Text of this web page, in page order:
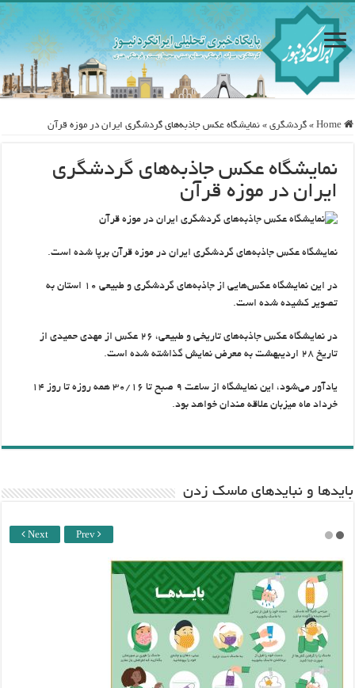
Home
» گردشگری » نمایشگاه عکس جاذبه‌های گردشگری ایران در موزه قرآن
نمایشگاه عکس جاذبه‌های گردشگری
ایران در موزه قرآن
نمایشگاه عکس جاذبه‌های گردشگری ایران در موزه قرآن برپا شده است.
در این نمایشگاه عکس‌هایی از جاذبه‌های گردشگری و طبیعی ۱۰ استان به
تصویر کشیده شده است.
در نمایشگاه عکس جاذبه‌های تاریخی و طبیعی، ۲۶ عکس از مهدی حمیدی از
تاریخ ۲۸ اردیبهشت به معرض نمایش گذاشته شده است.
یادآور می‌شود، این نمایشگاه از ساعت ۹ صبح تا ۳۰/۱۶ همه روزه تا روز ۱۴
خرداد ماه میزبان علاقه مندان خواهد بود.
باید‌ها و نبایدهای ماسک زدن
Next Prev